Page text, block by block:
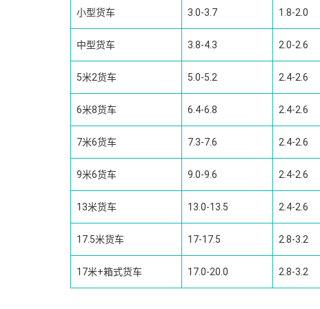
小型货车 3.0-3.7 1.8-2.0
中型货车 3.8-4.3 2.0-2.6
5米2货车 5.0-5.2 2.4-2.6
6米8货车 6.4-6.8 2.4-2.6
7米6货车 7.3-7.6 2.4-2.6
9米6货车 9.0-9.6 2.4-2.6
13米货车 13.0-13.5 2.4-2.6
17.5米货车 17-17.5 2.8-3.2
17米+箱式货车 17.0-20.0 2.8-3.2